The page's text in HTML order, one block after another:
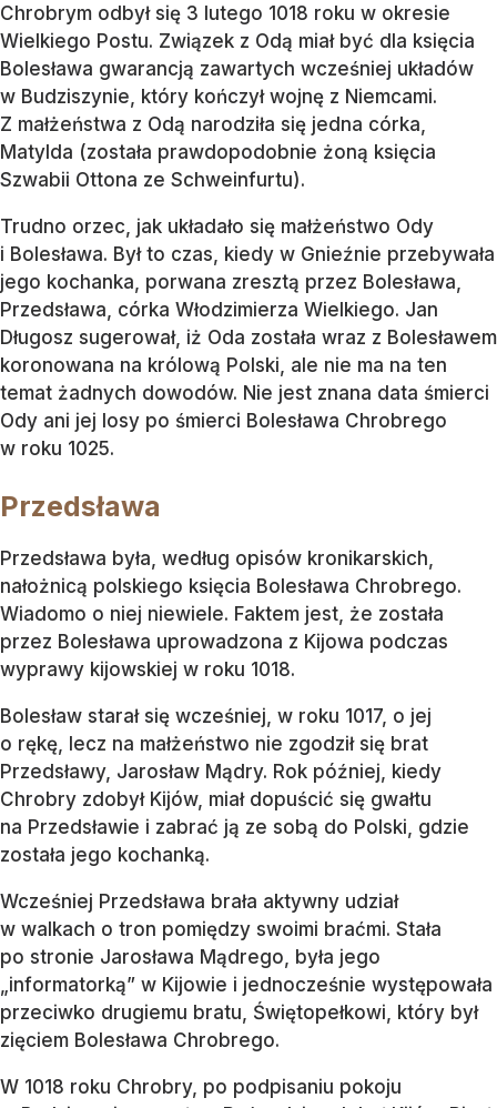
Chrobrym odbył się 3 lutego 1018 roku w okresie
Wielkiego Postu. Związek z Odą miał być dla księcia
Bolesława gwarancją zawartych wcześniej układów
w Budziszynie, który kończył wojnę z Niemcami.
Z małżeństwa z Odą narodziła się jedna córka,
Matylda (została prawdopodobnie żoną księcia
Szwabii Ottona ze Schweinfurtu).
Trudno orzec, jak układało się małżeństwo Ody
i Bolesława. Był to czas, kiedy w Gnieźnie przebywała
jego kochanka, porwana zresztą przez Bolesława,
Przedsława, córka Włodzimierza Wielkiego. Jan
Długosz sugerował, iż Oda została wraz z Bolesławem
koronowana na królową Polski, ale nie ma na ten
temat żadnych dowodów. Nie jest znana data śmierci
Ody ani jej losy po śmierci Bolesława Chrobrego
w roku 1025.
Przedsława
Przedsława była, według opisów kronikarskich,
nałożnicą polskiego księcia Bolesława Chrobrego.
Wiadomo o niej niewiele. Faktem jest, że została
przez Bolesława uprowadzona z Kijowa podczas
wyprawy kijowskiej w roku 1018.
Bolesław starał się wcześniej, w roku 1017, o jej
o rękę, lecz na małżeństwo nie zgodził się brat
Przedsławy, Jarosław Mądry. Rok później, kiedy
Chrobry zdobył Kijów, miał dopuścić się gwałtu
na Przedsławie i zabrać ją ze sobą do Polski, gdzie
została jego kochanką.
Wcześniej Przedsława brała aktywny udział
w walkach o tron pomiędzy swoimi braćmi. Stała
po stronie Jarosława Mądrego, była jego
„informatorką” w Kijowie i jednocześnie występowała
przeciwko drugiemu bratu, Świętopełkowi, który był
zięciem Bolesława Chrobrego.
W 1018 roku Chrobry, po podpisaniu pokoju